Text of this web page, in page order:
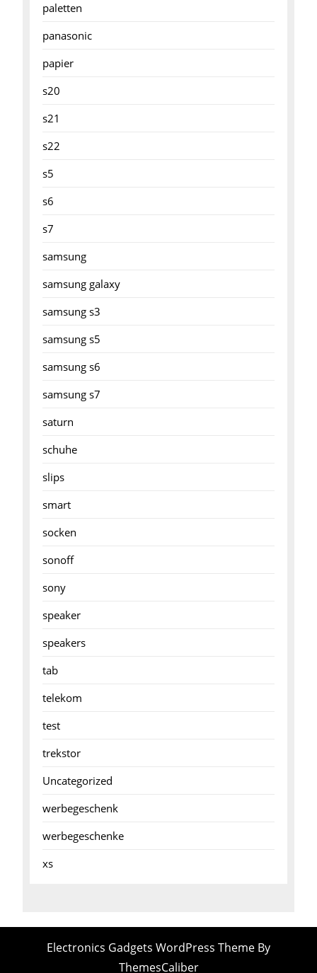
paletten
panasonic
papier
s20
s21
s22
s5
s6
s7
samsung
samsung galaxy
samsung s3
samsung s5
samsung s6
samsung s7
saturn
schuhe
slips
smart
socken
sonoff
sony
speaker
speakers
tab
telekom
test
trekstor
Uncategorized
werbegeschenk
werbegeschenke
xs
Electronics Gadgets WordPress Theme By
ThemesCaliber